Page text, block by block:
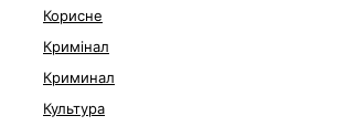
Корисне
Кримінал
Криминал
Культура